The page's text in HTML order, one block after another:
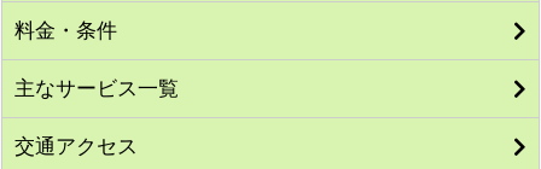
料金・条件
主なサービス一覧
交通アクセス